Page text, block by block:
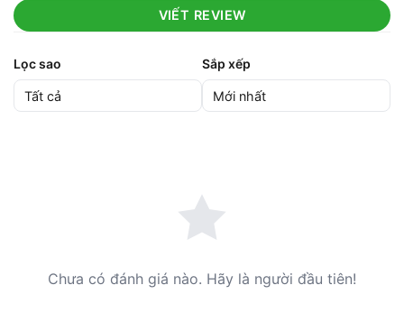
VIẾT REVIEW
Lọc sao Sắp xếp
Chưa có đánh giá nào. Hãy là người đầu tiên!